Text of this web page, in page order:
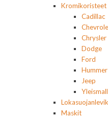
Kromikoristeet
Cadillac
Chrysler
Dodge
Ford
Hummer
Jeep
Maskit